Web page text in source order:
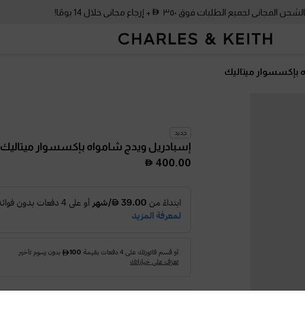
المجاني لجميع الطلبات فوق ٣٥٠ + إرجاع مجاني خلال 14 يومًا!
بإكسسوار ميتاليك
جديد
إسبادريل ويدج شامواه بإكسسوار ميتاليك
400.00